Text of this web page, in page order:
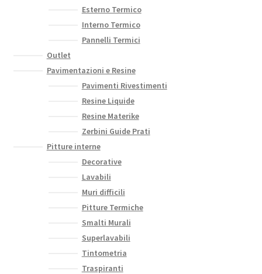
Esterno Termico
Interno Termico
Pannelli Termici
Outlet
Pavimentazioni e Resine
Pavimenti Rivestimenti
Resine Liquide
Resine Materike
Zerbini Guide Prati
Pitture interne
Decorative
Lavabili
Muri difficili
Pitture Termiche
Smalti Murali
Superlavabili
Tintometria
Traspiranti